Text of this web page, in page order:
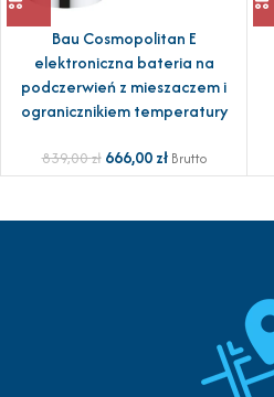
Bau Cosmopolitan E
elektroniczna bateria na
podczerwień z mieszaczem i
ogranicznikiem temperatury
839,00zł 666,00zł Brutto